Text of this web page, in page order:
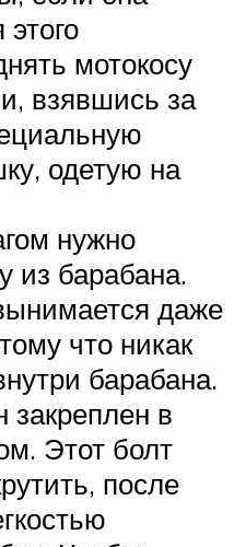
мотокосу
взявшись за
одетую на
нужно
из барабана.
даже
что никак
барабана.
в
Этот болт
после